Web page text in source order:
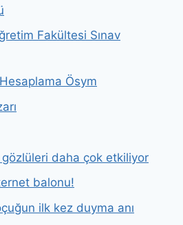
Fakültesi Sınav
Ösym
gözlüleri daha çok etkiliyor
balonu!
ilk kez duyma anı